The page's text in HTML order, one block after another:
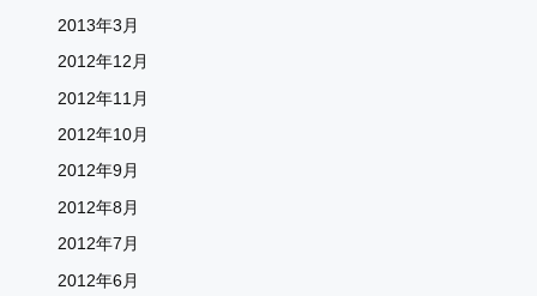
2013年3月
2012年12月
2012年11月
2012年10月
2012年9月
2012年8月
2012年7月
2012年6月